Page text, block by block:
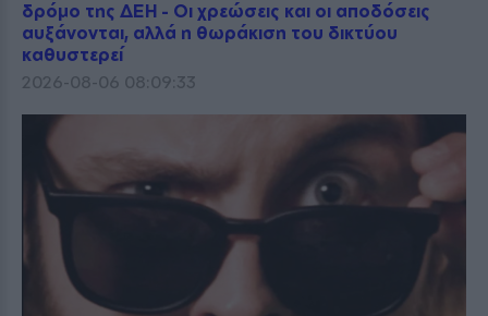
δρόμο της ΔΕΗ - Οι χρεώσεις και οι αποδόσεις
αυξάνονται, αλλά η θωράκιση του δικτύου
καθυστερεί
2026-08-06 08:09:33